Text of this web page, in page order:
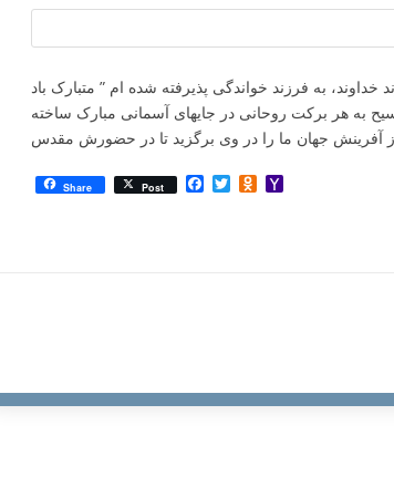
به فرزند خواندگی پذیرفته شده ام ” متبارک باد
به هر برکت روحانی در جایهای آسمانی مبارک ساخته
Share Post Facebook
TwitterOdnoklassniki